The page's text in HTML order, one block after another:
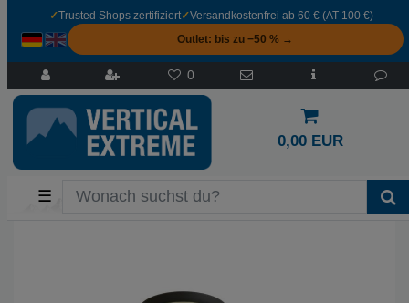
✓Trusted Shops zertifiziert✓Versandkostenfrei ab 60 € (AT 100 €)
Outlet: bis zu −50 % →
0
0,00 EUR
☰